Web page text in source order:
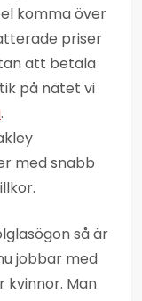
komma över
priser
att betala
på nätet vi
.
med snabb
så är
jobbar med
kvinnor. Man